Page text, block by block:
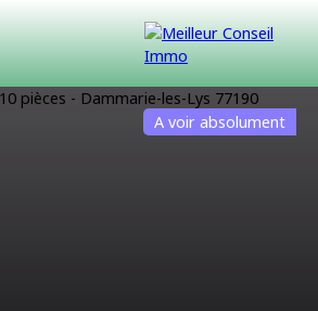
A voir absolument